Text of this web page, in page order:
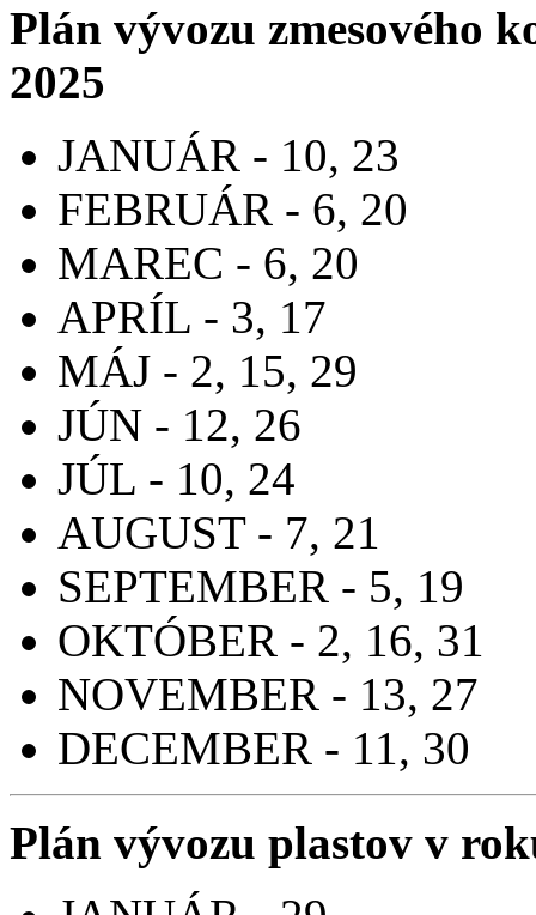
Plán vývozu zmesového
2025
JANUÁR - 10, 23
FEBRUÁR - 6, 20
MAREC - 6, 20
APRÍL - 3, 17
MÁJ - 2, 15, 29
JÚN - 12, 26
JÚL - 10, 24
AUGUST - 7, 21
SEPTEMBER - 5, 19
OKTÓBER - 2, 16, 31
NOVEMBER - 13, 27
DECEMBER - 11, 30
Plán vývozu plastov v